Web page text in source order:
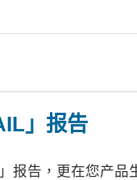
」报告
报告，更在您产品